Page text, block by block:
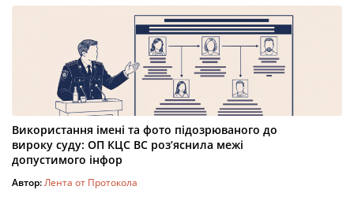
Використання імені та фото підозрюваного до
вироку суду: ОП КЦС ВС роз’яснила межі
допустимого інфор
Автор:Лента от Протокола